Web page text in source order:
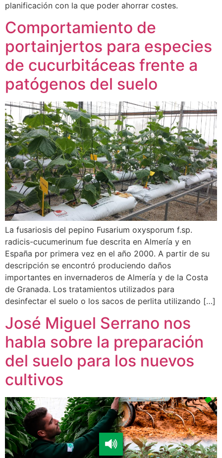
planificación con la que poder ahorrar costes.
Comportamiento de
portainjertos para especies
de cucurbitáceas frente a
patógenos del suelo
La fusariosis del pepino Fusarium oxysporum f.sp.
radicis-cucumerinum fue descrita en Almería y en
España por primera vez en el año 2000. A partir de su
descripción se encontró produciendo daños
importantes en invernaderos de Almería y de la Costa
de Granada. Los tratamientos utilizados para
desinfectar el suelo o los sacos de perlita utilizando […]
José Miguel Serrano nos
habla sobre la preparación
del suelo para los nuevos
cultivos